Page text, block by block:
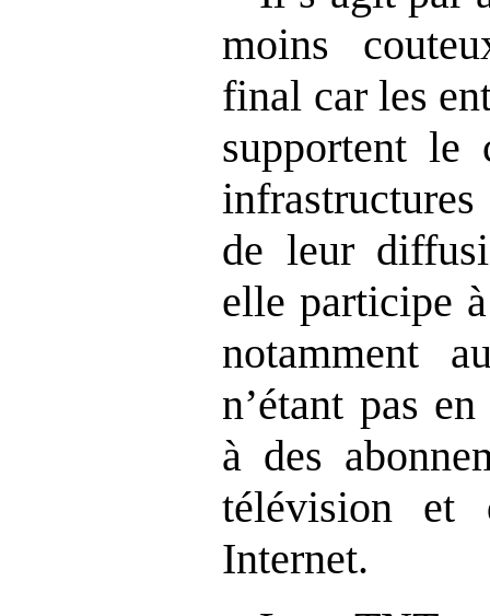
moins
final car les
supportent le
de leur
elle participe
notamment
n’étant pas
à des
télévision et
Internet.